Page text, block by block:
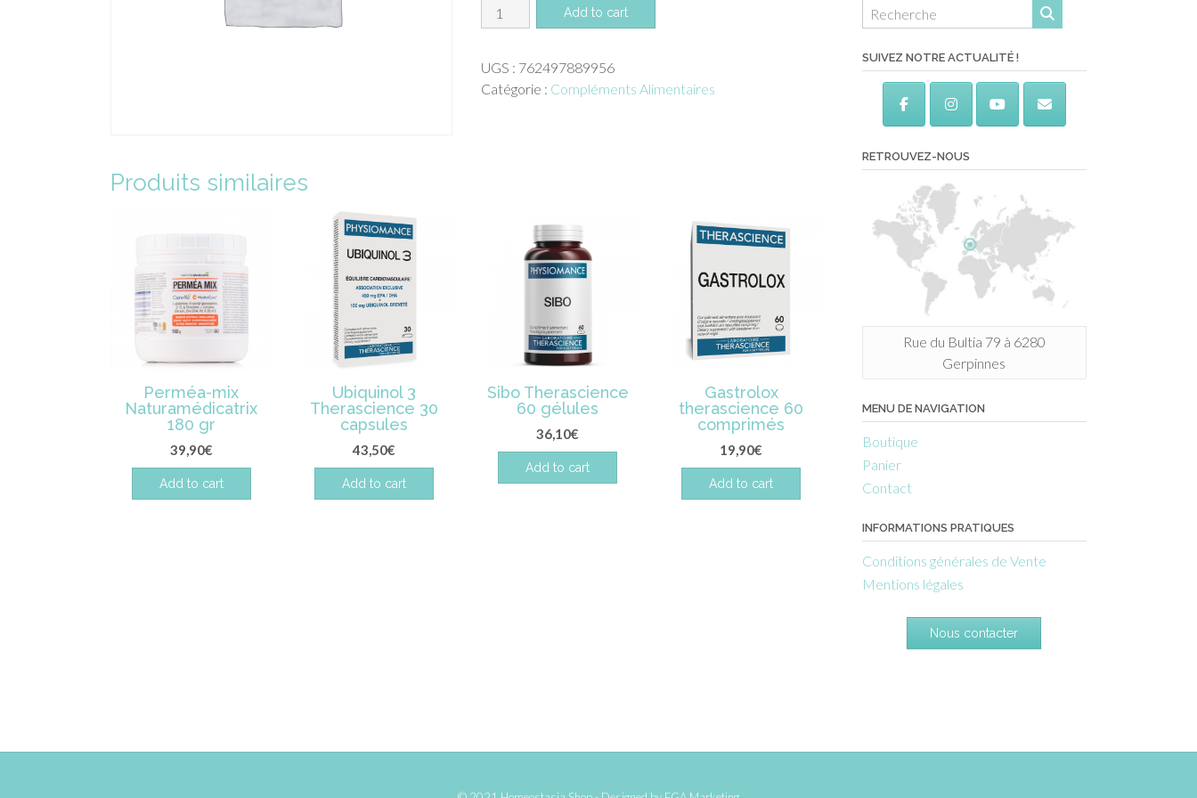
quantité
de
collagen
skin
Add to cart
UGS : 762497889956
Catégorie : Compléments Alimentaires
Produits similaires
Perméa-mix
Naturamédicatrix
180 gr
39,90€
Add to cart
Ubiquinol 3
Therascience 30
capsules
43,50€
Add to cart
Sibo Therascience
60 gélules
36,10€
Add to cart
Gastrolox
therascience 60
comprimés
19,90€
Add to cart
SUIVEZ NOTRE ACTUALITÉ !
RETROUVEZ-NOUS
Rue du Bultia 79 à 6280
Gerpinnes
MENU DE NAVIGATION
Boutique
Panier
Contact
INFORMATIONS PRATIQUES
Conditions générales de Vente
Mentions légales
Nous contacter